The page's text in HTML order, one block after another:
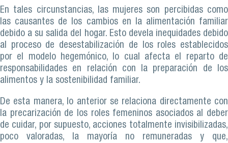
En tales circunstancias, las mujeres son percibidas como
las causantes de los cambios en la alimentación familiar
debido a su salida del hogar. Esto devela inequidades debido
al proceso de desestabilización de los roles establecidos
por el modelo hegemónico, lo cual afecta el reparto de
responsabilidades en relación con la preparación de los
alimentos y la sostenibilidad familiar.
De esta manera, lo anterior se relaciona directamente con
la precarización de los roles femeninos asociados al deber
de cuidar, por supuesto, acciones totalmente invisibilizadas,
poco valoradas, la mayoría no remuneradas y que,